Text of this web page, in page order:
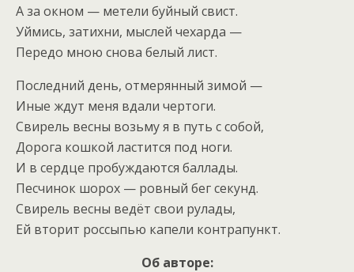
А за окном — метели буйный свист.
Уймись, затихни, мыслей чехарда —
Передо мною снова белый лист.
Последний день, отмерянный зимой —
Иные ждут меня вдали чертоги.
Свирель весны возьму я в путь с собой,
Дорога кошкой ластится под ноги.
И в сердце пробуждаются баллады.
Песчинок шорох — ровный бег секунд.
Свирель весны ведёт свои рулады,
Ей вторит россыпью капели контрапункт.
Об авторе: